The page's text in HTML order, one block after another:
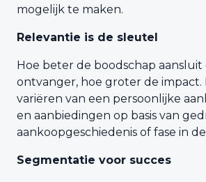
mogelijk te maken.
Relevantie is de sleutel
Hoe beter de boodschap aansluit
ontvanger, hoe groter de impact.
variëren van een persoonlijke
en aanbiedingen op basis van
aankoopgeschiedenis of fase in
Segmentatie voor succes